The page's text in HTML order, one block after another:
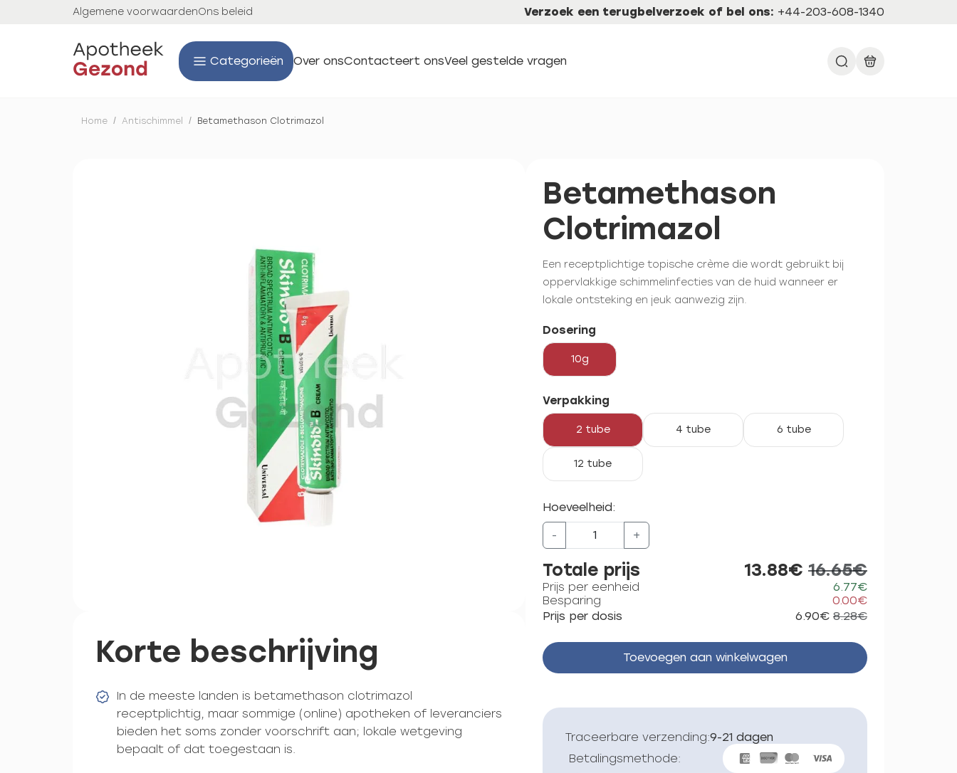
Algemene voorwaardenOns beleid Verzoek een terugbelverzoek of bel ons: +44-203-608-1340
Categorieën Over onsContacteert onsVeel gestelde vragen
Home / Antischimmel / Betamethason Clotrimazol
Korte beschrijving
In de meeste landen is betamethason clotrimazol
receptplichtig, maar sommige (online) apotheken of leveranciers
bieden het soms zonder voorschrift aan; lokale wetgeving
bepaalt of dat toegestaan is.
Betamethason
Clotrimazol
Een receptplichtige topische crème die wordt gebruikt bij
oppervlakkige schimmelinfecties van de huid wanneer er
lokale ontsteking en jeuk aanwezig zijn.
Dosering
10g
Verpakking
2 tube 4 tube 6 tube
12 tube
Hoeveelheid:
- +
Totale prijs 13.88€ 16.65€
Prijs per eenheid
6.77€
Besparing
0.00€
Prijs per dosis
6.90€ 8.28€
Toevoegen aan winkelwagen
Traceerbare verzending:9-21 dagen
Betalingsmethode: